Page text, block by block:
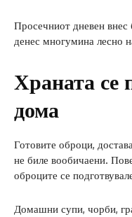
Просечниот дневен
денес многумина лесно
Храната се
дома
Готовите оброци,
не биле вообичаени.
оброците се
Домашни супи, чорби,